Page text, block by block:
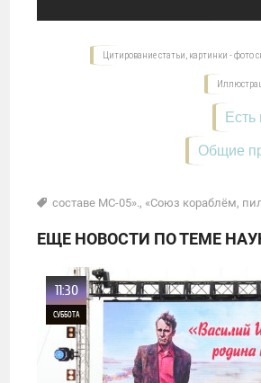
Цитирование статьи, картинки - фото
Общие
составе МС-05»., «Союз кораблём,
ЕЩЕ НОВОСТИ ПО ТЕМЕ
11:30
СУББОТА
0